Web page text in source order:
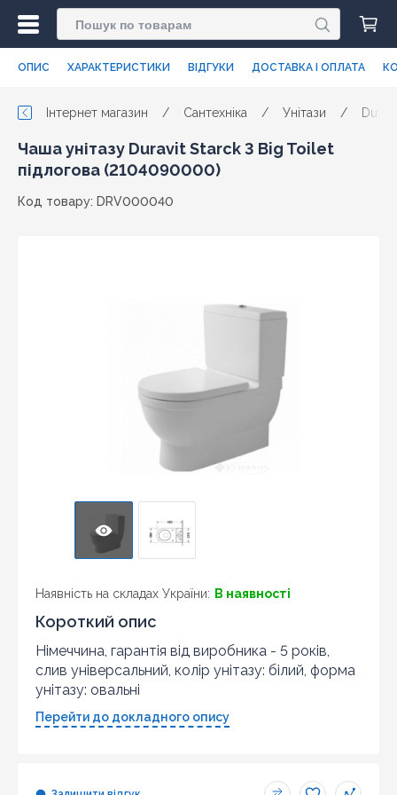
ОПИС ХАРАКТЕРИСТИКИ ВІДГУКИ ДОСТАВКА І ОПЛАТА
Інтернет магазин / Сантехніка / Унітази /
Чаша унітазу Duravit Starck 3 Big Toilet
підлогова (2104090000)
Код товару: DRV000040
Наявність на складах України: В наявності
Короткий опис
Німеччина, гарантія від виробника - 5 років,
слив універсальний, колір унітазу: білий, форма
унітазу: овальні
Перейти до докладного опису